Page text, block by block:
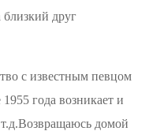
друг
с известным певцом
года возникает и
.Возвращаюсь домой